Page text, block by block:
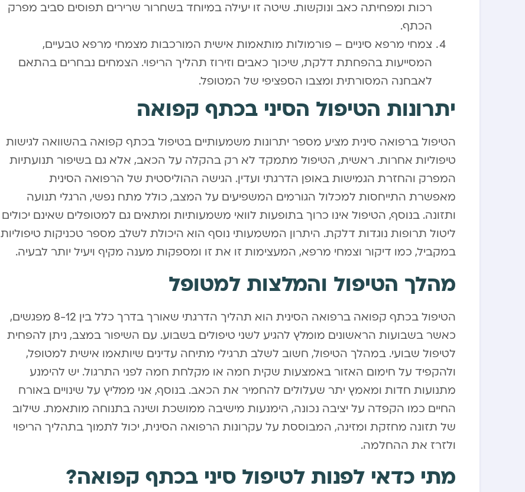
רכות ומפחיתה כאב ונוקשות. שיטה זו יעילה במיוחד בשחרור שרירים תפוסים סביב מפרק
הכתף.
צמחי מרפא סיניים – פורמולות מותאמות אישית המורכבות מצמחי מרפא טבעיים,
המסייעות בהפחתת דלקת, שיכוך כאבים וזירוז תהליך הריפוי. הצמחים נבחרים בהתאם
לאבחנה המסורתית ומצבו הספציפי של המטופל.
יתרונות הטיפול הסיני בכתף קפואה
הטיפול ברפואה סינית מציע מספר יתרונות משמעותיים בטיפול בכתף קפואה בהשוואה לגישות
טיפוליות אחרות. ראשית, הטיפול מתמקד לא רק בהקלה על הכאב, אלא גם בשיפור תנועתיות
המפרק והחזרת הגמישות באופן הדרגתי ועדין. הגישה ההוליסטית של הרפואה הסינית
מאפשרת התייחסות למכלול הגורמים המשפיעים על המצב, כולל מתח נפשי, הרגלי תנועה
ותזונה. בנוסף, הטיפול אינו כרוך בתופעות לוואי משמעותיות ומתאים גם למטופלים שאינם יכולים
ליטול תרופות נוגדות דלקת. היתרון המשמעותי נוסף הוא היכולת לשלב מספר טכניקות טיפוליות
במקביל, כמו דיקור וצמחי מרפא, המעצימות זו את זו ומספקות מענה מקיף ויעיל יותר לבעיה.
מהלך הטיפול והמלצות למטופל
הטיפול בכתף קפואה ברפואה הסינית הוא תהליך הדרגתי שאורך בדרך כלל בין 8-12 מפגשים,
כאשר בשבועות הראשונים מומלץ להגיע לשני טיפולים בשבוע. עם השיפור במצב, ניתן להפחית
לטיפול שבועי. במהלך הטיפול, חשוב לשלב תרגילי מתיחה עדינים שיותאמו אישית למטופל,
ולהקפיד על חימום האזור באמצעות שקית חמה או מקלחת חמה לפני התרגול. יש להימנע
מתנועות חדות ומאמץ יתר שעלולים להחמיר את הכאב. בנוסף, אני ממליץ על שינויים באורח
החיים כמו הקפדה על יציבה נכונה, הימנעות מישיבה ממושכת ושינה בתנוחה מותאמת. שילוב
של תזונה מחזקת ומזינה, המבוססת על עקרונות הרפואה הסינית, יכול לתמוך בתהליך הריפוי
ולזרז את ההחלמה.
מתי כדאי לפנות לטיפול סיני בכתף קפואה?